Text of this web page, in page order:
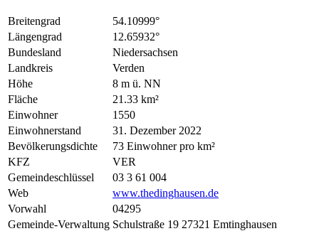
Breitengrad
54.10999°
Längengrad
12.65932°
Bundesland
Niedersachsen
Landkreis
Verden
Höhe
8 m ü. NN
Fläche
21.33 km²
Einwohner
1550
Einwohnerstand
31. Dezember 2022
Bevölkerungsdichte
73 Einwohner pro km²
KFZ
VER
Gemeindeschlüssel
03 3 61 004
Web
www.thedinghausen.de
Vorwahl
04295
Gemeinde-Verwaltung Schulstraße 19 27321 Emtinghausen